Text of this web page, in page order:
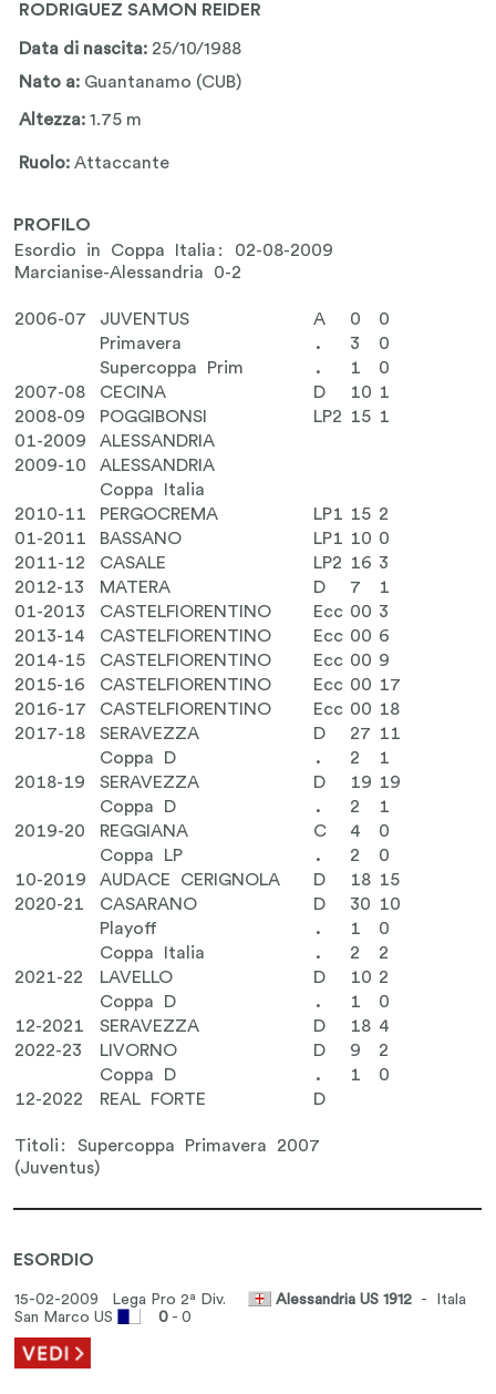
RODRIGUEZ SAMON REIDER
Data di nascita: 25/10/1988
Nato a: Guantanamo (CUB)
Altezza:1.75 m
Ruolo:Attaccante
PROFILO
Esordio in Coppa Italia: 02-08-2009
Marcianise-Alessandria 0-2
2006-07 JUVENTUS A 0
0
Primavera
. 3
0
Supercoppa Prim
. 1
0
2007-08
CECINA D 10 1
2008-09
POGGIBONSI LP2 15 1
01-2009
ALESSANDRIA
2009-10
ALESSANDRIA
Coppa Italia
2010-11
PERGOCREMA LP1 15 2
01-2011
BASSANO LP1 10 0
2011-12
CASALE LP2 16 3
2012-13
MATERA D 7
1
01-2013
CASTELFIORENTINO Ecc 00 3
2013-14
CASTELFIORENTINO Ecc 00 6
2014-15
CASTELFIORENTINO Ecc 00 9
2015-16
CASTELFIORENTINO Ecc 00 17
2016-17
CASTELFIORENTINO Ecc 00 18
2017-18
SERAVEZZA D 27
11
Coppa D
. 2
1
2018-19
SERAVEZZA D 19 19
Coppa D
. 2
1
2019-20
REGGIANA C 4
0
Coppa LP
. 2
0
10-2019
AUDACE CERIGNOLA D 18 15
2020-21
CASARANO D 30
10
Playoff
. 1
0
Coppa Italia
. 2
2
2021-22
LAVELLO D 10 2
Coppa D
. 1
0
12-2021
SERAVEZZA D 18 4
2022-23
LIVORNO D 9
2
Coppa D
. 1
0
12-2022
REAL FORTE D
Titoli: Supercoppa Primavera 2007
(Juventus)
ESORDIO
15-02-2009 Lega Pro 2ª Div. Alessandria US 1912 - Itala
San Marco US
0 - 0